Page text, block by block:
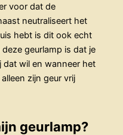
voor dat de
neutraliseert het
hebt is dit ook echt
geurlamp is dat je
dat wil en wanneer het
zijn geur vrij
geurlamp?